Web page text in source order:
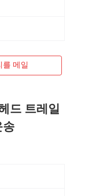
를 메일
드 트레일
송